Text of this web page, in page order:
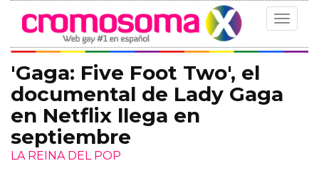
Toggle
'Gaga: Five Foot Two', el
documental de Lady Gaga
en Netflix llega en
septiembre
LA REINA DEL POP